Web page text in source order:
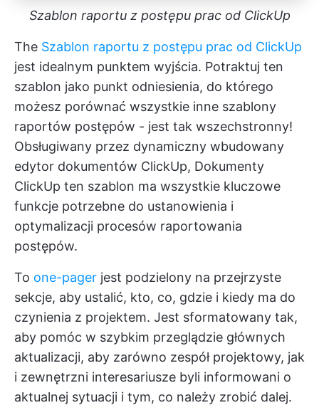
Szablon raportu z postępu prac od ClickUp
The Szablon raportu z postępu prac od ClickUp
jest idealnym punktem wyjścia. Potraktuj ten
szablon jako punkt odniesienia, do którego
możesz porównać wszystkie inne szablony
raportów postępów - jest tak wszechstronny!
Obsługiwany przez dynamiczny wbudowany
edytor dokumentów ClickUp, Dokumenty
ClickUp ten szablon ma wszystkie kluczowe
funkcje potrzebne do ustanowienia i
optymalizacji procesów raportowania
postępów.
To one-pager jest podzielony na przejrzyste
sekcje, aby ustalić, kto, co, gdzie i kiedy ma do
czynienia z projektem. Jest sformatowany tak,
aby pomóc w szybkim przeglądzie głównych
aktualizacji, aby zarówno zespół projektowy, jak
i zewnętrzni interesariusze byli informowani o
aktualnej sytuacji i tym, co należy zrobić dalej.